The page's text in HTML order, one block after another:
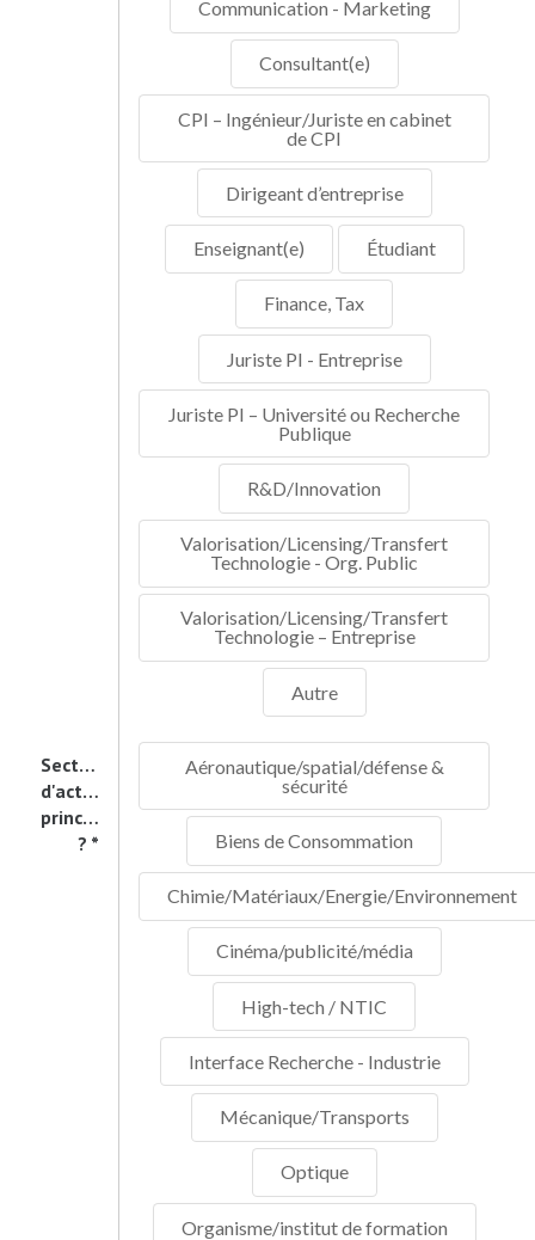
Communication - Marketing
Consultant(e)
CPI – Ingénieur/Juriste en cabinet
de CPI
Dirigeant d’entreprise
Enseignant(e) Étudiant
Finance, Tax
Juriste PI - Entreprise
Juriste PI – Université ou Recherche
Publique
R&D/Innovation
Valorisation/Licensing/Transfert
Technologie - Org. Public
Valorisation/Licensing/Transfert
Technologie – Entreprise
Autre
Secteur
d'activité
principal
?
Aéronautique/spatial/défense &
sécurité
Biens de Consommation
Chimie/Matériaux/Energie/Environnement
Cinéma/publicité/média
High-tech / NTIC
Interface Recherche - Industrie
Mécanique/Transports
Optique
Organisme/institut de formation